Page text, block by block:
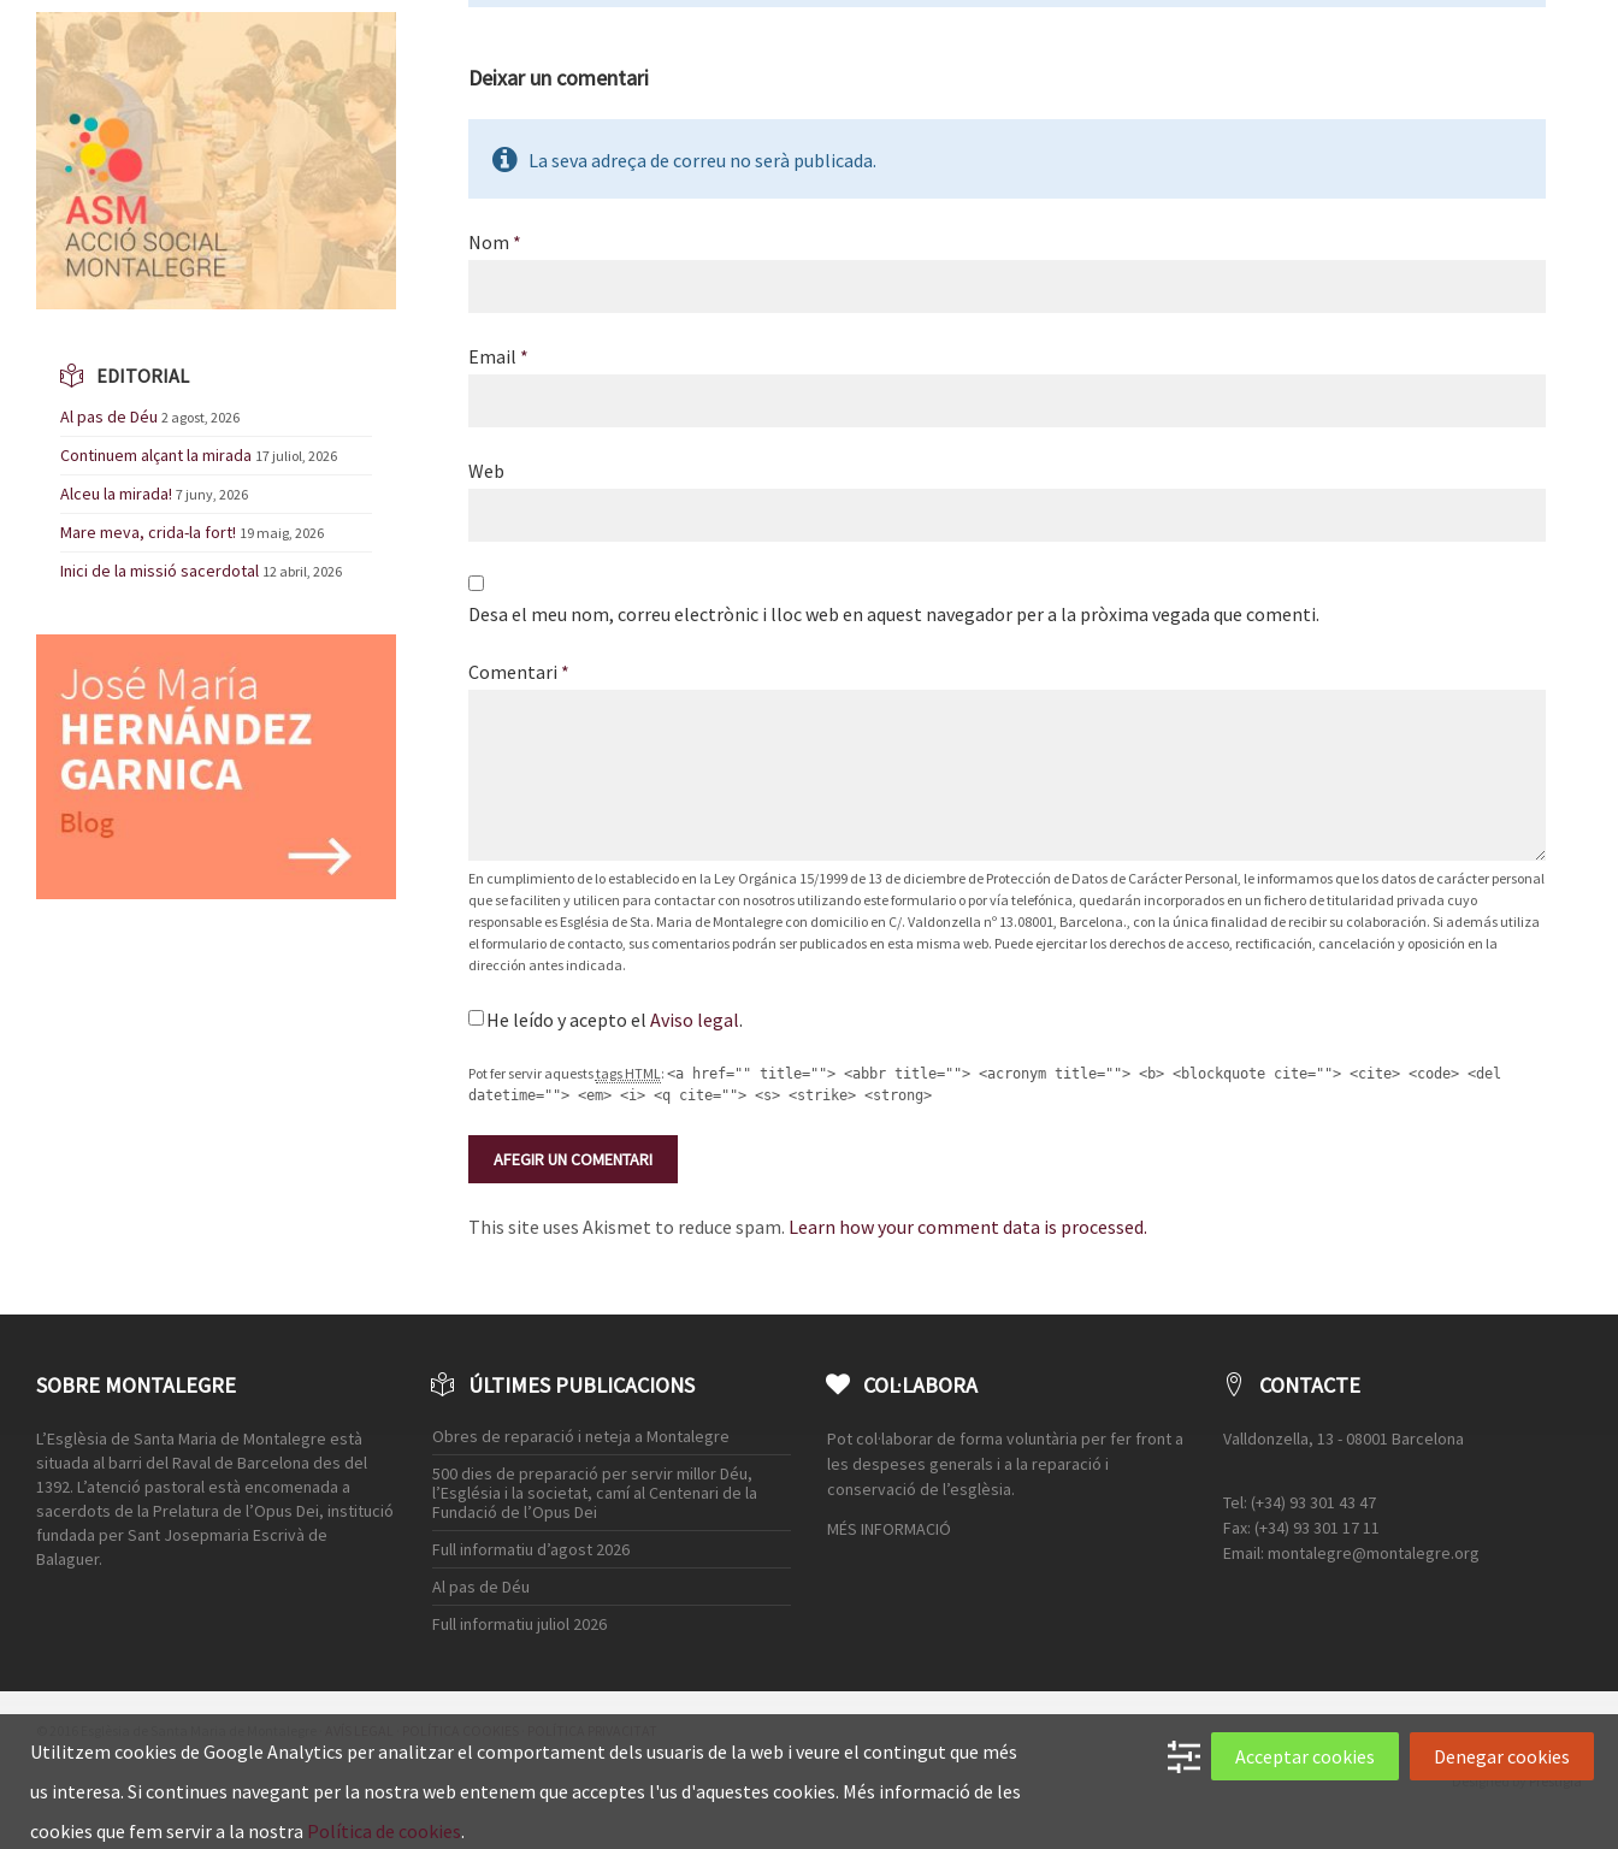
Deixar un comentari
La seva adreça de correu no serà publicada.
Nom *
Email *
Web
Desa el meu nom, correu electrònic i lloc web en aquest navegador per a la pròxima vegada que comenti.
Comentari *
En cumplimiento de lo establecido en la Ley Orgánica 15/1999 de 13 de diciembre de Protección de Datos de Carácter Personal, le informamos que los datos de carácter personal
que se faciliten y utilicen para contactar con nosotros utilizando este formulario o por vía telefónica, quedarán incorporados en un fichero de titularidad privada cuyo
responsable es Església de Sta. Maria de Montalegre con domicilio en C/. Valdonzella nº 13.08001, Barcelona., con la única finalidad de recibir su colaboración. Si además utiliza
el formulario de contacto, sus comentarios podrán ser publicados en esta misma web. Puede ejercitar los derechos de acceso, rectificación, cancelación y oposición en la
dirección antes indicada.
He leído y acepto el Aviso legal.
Pot fer servir aqueststags HTML: <a href="" title=""> <abbr title=""> <acronym title=""> <b> <blockquote cite=""> <cite> <code> <del
datetime=""> <em> <i> <q cite=""> <s> <strike> <strong>
This site uses Akismet to reduce spam. Learn how your comment data is processed.
EDITORIAL
Al pas de Déu 2 agost, 2026
Continuem alçant la mirada 17 juliol, 2026
Alceu la mirada! 7 juny, 2026
Mare meva, crida-la fort! 19 maig, 2026
Inici de la missió sacerdotal 12 abril, 2026
SOBRE MONTALEGRE
L’Esglèsia de Santa Maria de Montalegre està
situada al barri del Raval de Barcelona des del
1392. L’atenció pastoral està encomenada a
sacerdots de la Prelatura de l’Opus Dei, institució
fundada per Sant Josepmaria Escrivà de
Balaguer.
ÚLTIMES PUBLICACIONS
Obres de reparació i neteja a Montalegre
500 dies de preparació per servir millor Déu,
l’Església i la societat, camí al Centenari de la
Fundació de l’Opus Dei
Full informatiu d’agost 2026
Al pas de Déu
Full informatiu juliol 2026
COL·LABORA
Pot col·laborar de forma voluntària per fer front a
les despeses generals i a la reparació i
conservació de l’esglèsia.
MÉS INFORMACIÓ
CONTACTE
Valldonzella, 13 - 08001 Barcelona
Tel: (+34) 93 301 43 47
Fax: (+34) 93 301 17 11
Email: montalegre@montalegre.org
Designed byPrestigia
Utilitzem cookies de Google Analytics per analitzar el comportament dels usuaris de la web i veure el contingut que més
us interesa. Si continues navegant per la nostra web entenem que acceptes l'us d'aquestes cookies. Més informació de les
cookies que fem servir a la nostra Política de cookies.
Acceptar cookies Denegar cookies